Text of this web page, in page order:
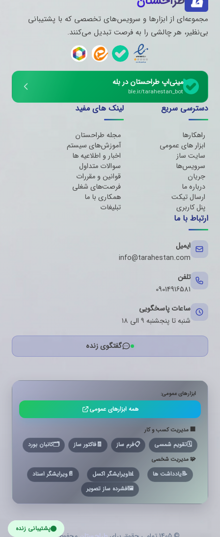
پشتیبانی زنده
مجموعه‌ای از ابزارها و سرویس‌های تخصصی که با پشتیبانی
بی‌نظیر، هر چالشی را به فرصت تبدیل می‌کنند.
مینی‌اپ طراحستان در بله
ble.ir/tarahestan_bot
دسترسی سریع
راهکارها
ابزار های عمومی
سایت ساز
سرویس‌ها
جریان
درباره ما
ارسال تیکت
پنل کاربری
لینک های مفید
مجله طراحستان
آموزش‌های سیستم
اخبار و اطلاعیه ها
سوالات متداول
قوانین و مقررات
فرصت‌های شغلی
همکاری با ما
تبلیغات
ارتباط با ما
ایمیل
info@tarahestan.com
تلفن
09014916581
ساعات پاسخگویی
شنبه تا پنجشنبه ۹ الی ۱۸
گفتگوی زنده
ابزارهای عمومی:
همه ابزارهای عمومی
🏢 مدیریت کسب و کار
🗓️تقویم شمسی 📋فرم ساز 🧾فاکتور ساز 🗂️کانبان بورد
🧩 مدیریت شخصی
📝یادداشت ها 📊ویرایشگر اکسل 📄ویرایشگر اسناد
🖼️فشرده ساز تصویر